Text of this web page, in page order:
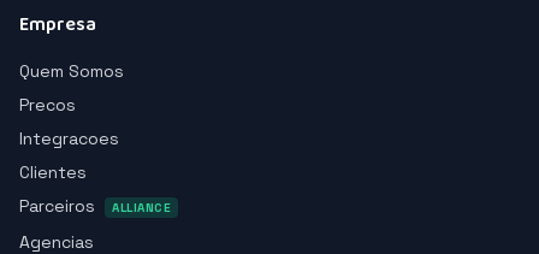
Empresa
Quem Somos
Precos
Integracoes
Clientes
Parceiros
ALLIANCE
Agencias